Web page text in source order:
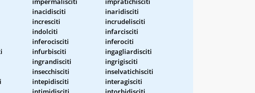
inacidisciti
inaridisciti
incresciti
incrudelisciti
indolciti
infarcisciti
inferocisciti
inferociti
infurbisciti
ingagliardisciti
ingrandisciti
ingrigisciti
insecchisciti
inselvatichisciti
intepidisciti
interagisciti